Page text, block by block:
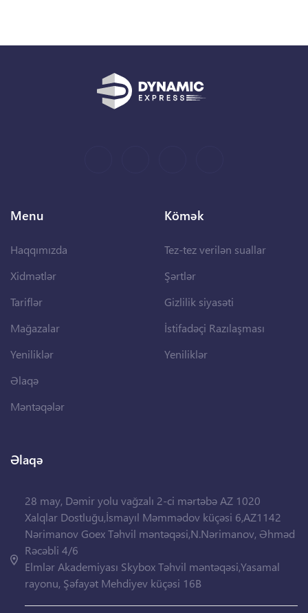
Menu
Haqqımızda
Xidmətlər
Tariflər
Mağazalar
Yeniliklər
Əlaqə
Məntəqələr
Kömək
Tez-tez verilən suallar
Şərtlər
Gizlilik siyasəti
İstifadəçi Razılaşması
Yeniliklər
Əlaqə
28 may, Dəmir yolu vağzalı 2-ci mərtəbə AZ 1020
Xalqlar Dostluğu,İsmayıl Məmmədov küçəsi 6,AZ1142
Nərimanov Goex Təhvil məntəqəsi,N.Nərimanov, Əhməd
Rəcəbli 4/6
Elmlər Akademiyası Skybox Təhvil məntəqəsi,Yasamal
rayonu, Şəfayət Mehdiyev küçəsi 16B